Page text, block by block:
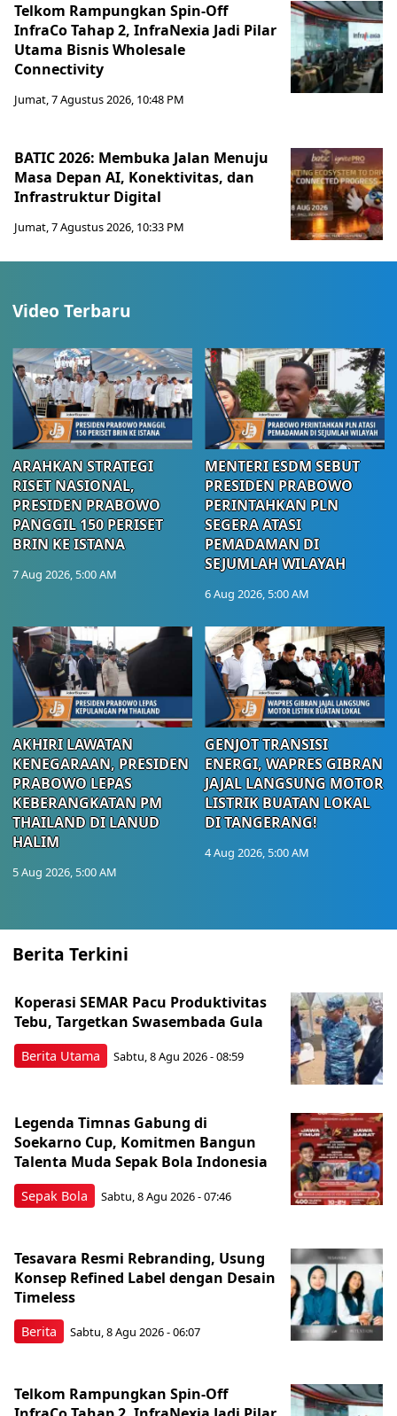
Telkom Rampungkan Spin-Off
InfraCo Tahap 2, InfraNexia Jadi Pilar
Utama Bisnis Wholesale
Connectivity
Jumat, 7 Agustus 2026, 10:48 PM
BATIC 2026: Membuka Jalan Menuju
Masa Depan AI, Konektivitas, dan
Infrastruktur Digital
Jumat, 7 Agustus 2026, 10:33 PM
Video Terbaru
ARAHKAN STRATEGI
RISET NASIONAL,
PRESIDEN PRABOWO
PANGGIL 150 PERISET
BRIN KE ISTANA
7 Aug 2026, 5:00 AM
MENTERI ESDM SEBUT
PRESIDEN PRABOWO
PERINTAHKAN PLN
SEGERA ATASI
PEMADAMAN DI
SEJUMLAH WILAYAH
6 Aug 2026, 5:00 AM
AKHIRI LAWATAN
KENEGARAAN, PRESIDEN
PRABOWO LEPAS
KEBERANGKATAN PM
THAILAND DI LANUD
HALIM
5 Aug 2026, 5:00 AM
GENJOT TRANSISI
ENERGI, WAPRES GIBRAN
JAJAL LANGSUNG MOTOR
LISTRIK BUATAN LOKAL
DI TANGERANG!
4 Aug 2026, 5:00 AM
Berita Terkini
Berita Utama
Koperasi SEMAR Pacu Produktivitas
Tebu, Targetkan Swasembada Gula
Sabtu, 8 Agu 2026 - 08:59
Sepak Bola
Legenda Timnas Gabung di
Soekarno Cup, Komitmen Bangun
Talenta Muda Sepak Bola Indonesia
Sabtu, 8 Agu 2026 - 07:46
Berita
Tesavara Resmi Rebranding, Usung
Konsep Refined Label dengan Desain
Timeless
Sabtu, 8 Agu 2026 - 06:07
Telkom Rampungkan Spin-Off